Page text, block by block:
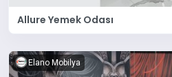
Allure Yemek Odası
Elano Mobilya